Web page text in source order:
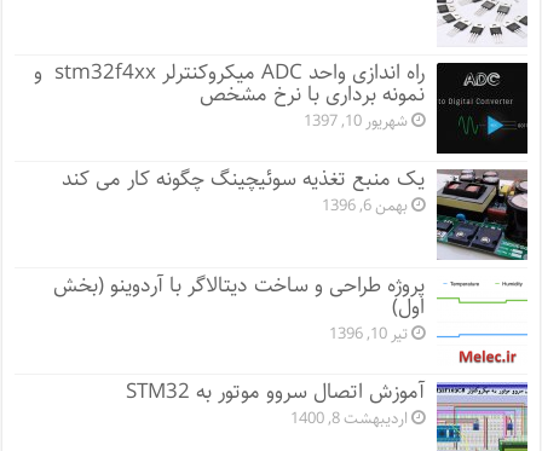
راه اندازی واحد ADC میکروکنترلر stm32f4xx و
نمونه برداری با نرخ مشخص
شهریور 10, 1397
یک منبع تغذیه سوئیچینگ چگونه کار می کند
بهمن 6, 1396
پروژه طراحی و ساخت دیتالاگر با آردوینو (بخش
اول)
تیر 10, 1396
آموزش اتصال سروو موتور به STM32
اردیبهشت 8, 1400